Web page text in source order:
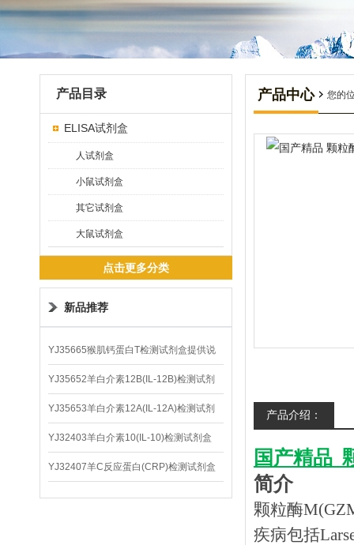
产品目录
ELISA试剂盒
人试剂盒
小鼠试剂盒
其它试剂盒
大鼠试剂盒
点击更多分类
新品推荐
YJ35665猴肌钙蛋白T检测试剂盒提供说
明书
YJ35652羊白介素12B(IL-12B)检测试剂
盒
YJ35653羊白介素12A(IL-12A)检测试剂
盒
YJ32403羊白介素10(IL-10)检测试剂盒
YJ32407羊C反应蛋白(CRP)检测试剂盒
产品中心 您的
产品介绍：
国产精品
简介
颗粒酶
疾病包括